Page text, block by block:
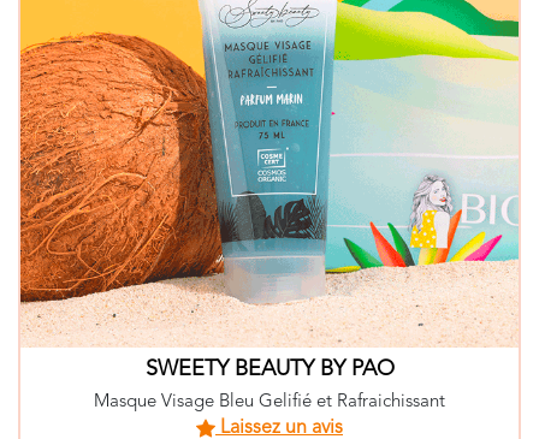
SWEETY BEAUTY BY PAO
Masque Visage Bleu Gelifié et Rafraichissant
Laissez un avis